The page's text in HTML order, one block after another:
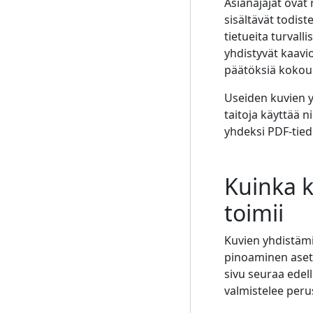
sisältävät
tietueita
yhdistyvät
päätöksiä
Useiden kuvien
taitoja käyttää
yhdeksi PDF-
Kuinka
toimii
Kuvien
pinoaminen
sivu seuraa
valmistelee